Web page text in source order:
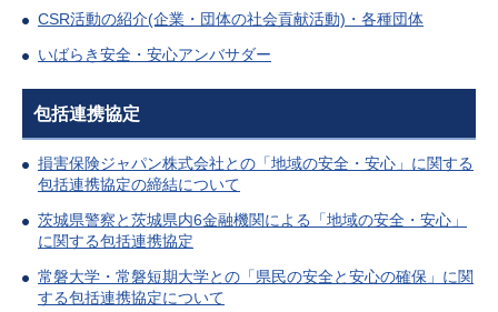
CSR活動の紹介(企業・団体の社会貢献活動)・各種団体
いばらき安全・安心アンバサダー
包括連携協定
損害保険ジャパン株式会社との「地域の安全・安心」に関する
包括連携協定の締結について
茨城県警察と茨城県内6金融機関による「地域の安全・安心」
に関する包括連携協定
常磐大学・常磐短期大学との「県民の安全と安心の確保」に関
する包括連携協定について